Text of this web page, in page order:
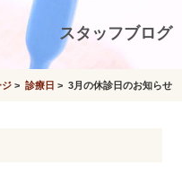
スタッフブログ
ジ> 診療日 > 3月の休診日のお知らせ